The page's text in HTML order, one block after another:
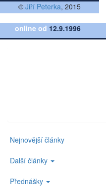
© Jiří Peterka, 2015
online od 12.9.1996
Nejnovější články
Další články
Přednášky